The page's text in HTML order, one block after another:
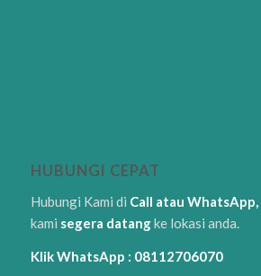
HUBUNGI CEPAT
Hubungi Kami di Call atau WhatsApp,
kami segera datangke lokasi anda.
Klik WhatsApp : 08112706070